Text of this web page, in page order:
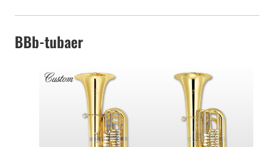
BBb-tubaer